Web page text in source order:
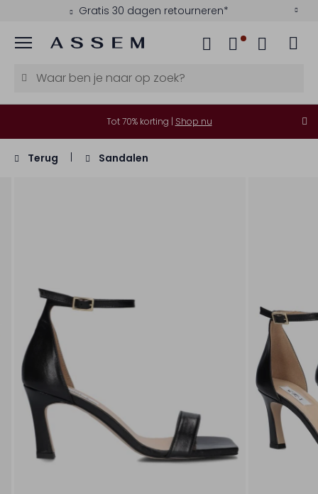
Gratis 30 dagen retourneren*
Menu
Tot 70% korting | Shop nu
Terug Sandalen